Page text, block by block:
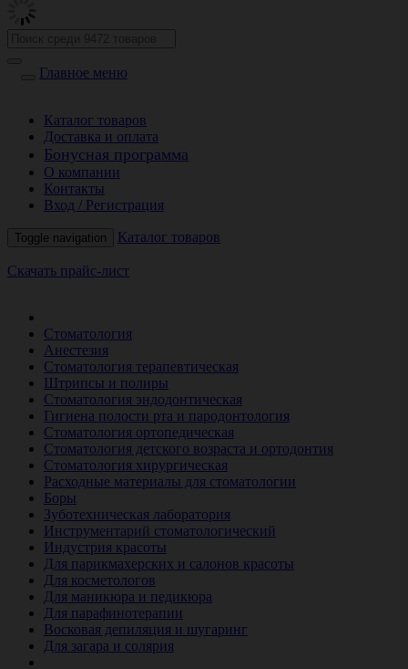
Главное меню
Каталог товаров
Доставка и оплата
Бонусная программа
О компании
Контакты
Вход / Регистрация
Toggle navigation Каталог товаров
Скачать прайс-лист
Стоматология
Анестезия
Стоматология терапевтическая
Штрипсы и полиры
Стоматология эндодонтическая
Гигиена полости рта и пародонтология
Стоматология ортопедическая
Стоматология детского возраста и ортодонтия
Стоматология хирургическая
Расходные материалы для стоматологии
Боры
Зуботехническая лаборатория
Инструментарий стоматологический
Индустрия красоты
Для парикмахерских и салонов красоты
Для косметологов
Для маникюра и педикюра
Для парафинотерапии
Восковая депиляция и шугаринг
Для загара и солярия